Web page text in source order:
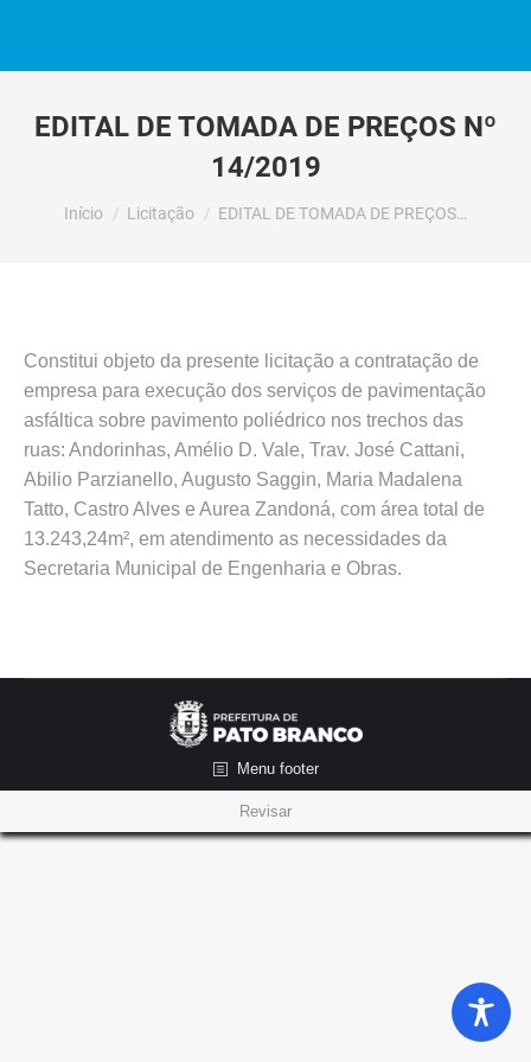
EDITAL DE TOMADA DE PREÇOS Nº
14/2019
Você está aqui:
Início Licitação EDITAL DE TOMADA DE PREÇOS…
Constitui objeto da presente licitação a contratação de
empresa para execução dos serviços de pavimentação
asfáltica sobre pavimento poliédrico nos trechos das
ruas: Andorinhas, Amélio D. Vale, Trav. José Cattani,
Abilio Parzianello, Augusto Saggin, Maria Madalena
Tatto, Castro Alves e Aurea Zandoná, com área total de
13.243,24m², em atendimento as necessidades da
Secretaria Municipal de Engenharia e Obras.
Menu footer
Revisar